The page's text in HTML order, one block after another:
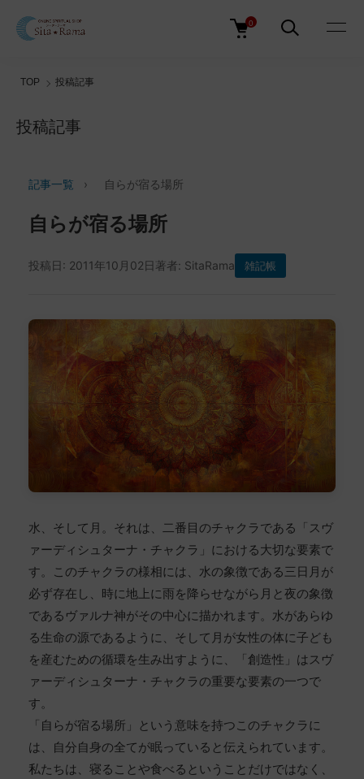
0
TOP 投稿記事
投稿記事
記事一覧 › 自らが宿る場所
自らが宿る場所
投稿日: 2011年10月02日著者: SitaRama 雑記帳
水、そして月。それは、二番目のチャクラである「スヴ
ァーディシュターナ・チャクラ」における大切な要素で
す。このチャクラの様相には、水の象徴である三日月が
必ず存在し、時に地上に雨を降らせながら月と夜の象徴
であるヴァルナ神がその中心に描かれます。水があらゆ
る生命の源であるように、そして月が女性の体に子ども
を産むための循環を生み出すように、「創造性」はスヴ
ァーディシュターナ・チャクラの重要な要素の一つで
す。
「自らが宿る場所」という意味を持つこのチャクラに
は、自分自身の全てが眠っていると伝えられています。
私たちは、寝ることや食べるということだけではなく、